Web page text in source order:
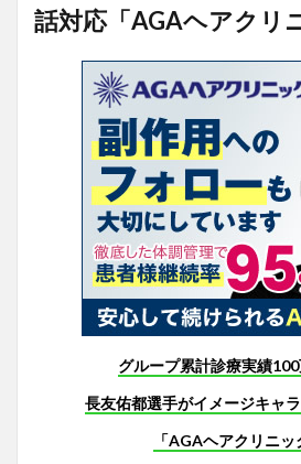
話対応「AGAヘアクリ
グループ累計診療実績100
長友佑都選手がイメージキャ
「AGAヘアクリニッ